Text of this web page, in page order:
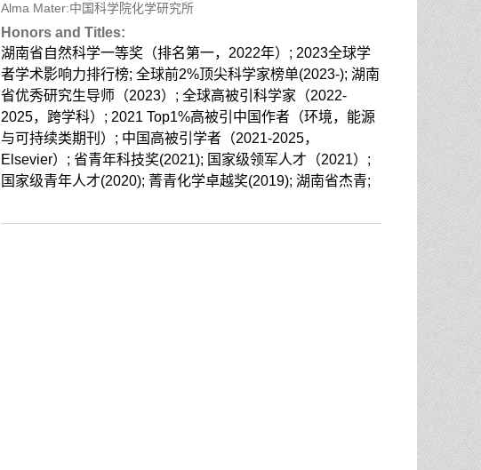
Alma Mater:中国科学院化学研究所
Honors and Titles:
湖南省自然科学一等奖（排名第一，2022年）; 2023全球学
者学术影响力排行榜; 全球前2%顶尖科学家榜单(2023-); 湖南
省优秀研究生导师（2023）; 全球高被引科学家（2022-
2025，跨学科）; 2021 Top1%高被引中国作者（环境，能源
与可持续类期刊）; 中国高被引学者（2021-2025，
Elsevier）; 省青年科技奖(2021); 国家级领军人才（2021）;
国家级青年人才(2020); 菁青化学卓越奖(2019); 湖南省杰青;